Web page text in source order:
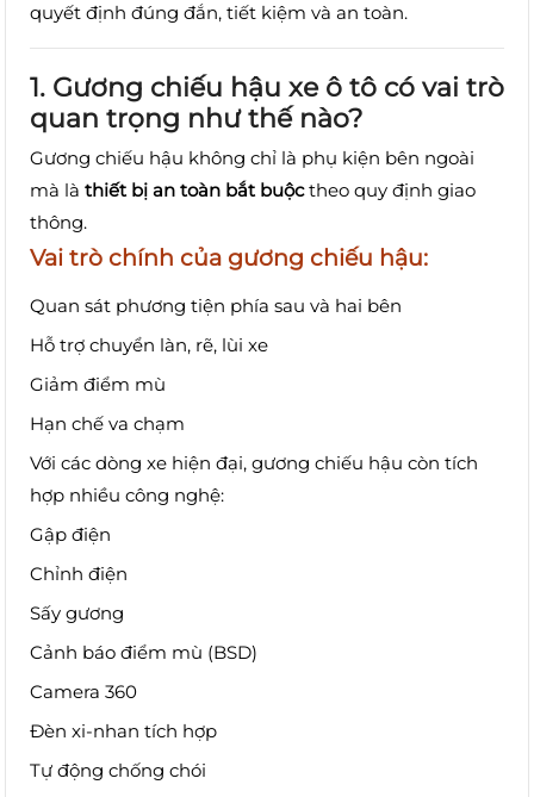
quyết định đúng đắn, tiết kiệm và an toàn.
1. Gương chiếu hậu xe ô tô có vai trò
quan trọng như thế nào?
Gương chiếu hậu không chỉ là phụ kiện bên ngoài
mà là thiết bị an toàn bắt buộctheo quy định giao
thông.
Vai trò chính của gương chiếu hậu:
Quan sát phương tiện phía sau và hai bên
Hỗ trợ chuyển làn, rẽ, lùi xe
Giảm điểm mù
Hạn chế va chạm
Với các dòng xe hiện đại, gương chiếu hậu còn tích
hợp nhiều công nghệ:
Gập điện
Chỉnh điện
Sấy gương
Cảnh báo điểm mù (BSD)
Camera 360
Đèn xi-nhan tích hợp
Tự động chống chói